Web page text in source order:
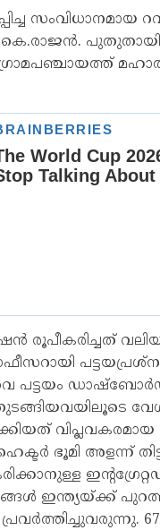
പുതുതായി
രൂപീകരിച്ചത് വലിയ
പട്ടയം
വിപ്ലവകരമായ
ഭൂമി അളന്ന്
ഇന്ത്യയ്ക്ക്